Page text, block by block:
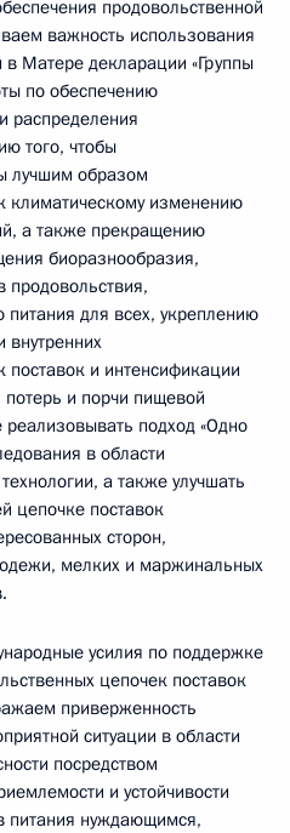
продовольственной
важность использования
в Матере декларации «Группы
по обеспечению
распределения
того, чтобы
лучшим образом
климатическому изменению
а также прекращению
биоразнообразия,
продовольствия,
для всех, укреплению
внутренних
поставок и интенсификации
и порчи пищевой
подход «Одно
в области
а также улучшать
цепочке поставок
сторон,
мелких и маржинальных
усилия по поддержке
цепочек поставок
приверженность
ситуации в области
посредством
и устойчивости
питания нуждающимся,